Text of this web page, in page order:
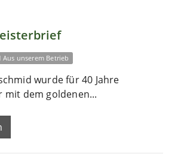
Aus unserem Betrieb
wurde für 40 Jahre
mit dem goldenen...